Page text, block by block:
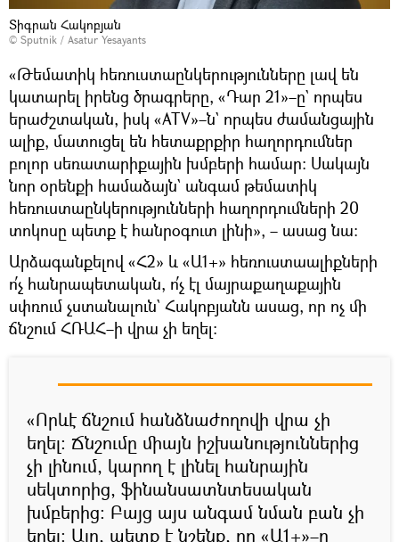
Տիգրան Հակոբյան
© Sputnik / Asatur Yesayants
«Թեմատիկ հեռուստաընկերությունները լավ են
կատարել իրենց ծրագրերը, «Դար 21»–ը` որպես
երաժշտական, իսկ «ATV»–ն` որպես ժամանցային
ալիք, մատուցել են հետաքրքիր հաղորդումներ
բոլոր սեռատարիքային խմբերի համար։ Սակայն
նոր օրենքի համաձայն` անգամ թեմատիկ
հեռուստաընկերությունների հաղորդումների 20
տոկոսը պետք է հանրօգուտ լինի», – ասաց նա։
Արձագանքելով «Հ2» և «Ա1+» հեռուստաալիքների
ո՛չ հանրապետական, ո՛չ էլ մայրաքաղաքային
սփռում չստանալուն` Հակոբյանն ասաց, որ ոչ մի
ճնշում ՀՌԱՀ–ի վրա չի եղել։
«Որևէ ճնշում հանձնաժողովի վրա չի
եղել։ Ճնշումը միայն իշխանություններից
չի լինում, կարող է լինել հանրային
սեկտորից, ֆինանսատնտեսական
խմբերից։ Բայց այս անգամ նման բան չի
եղել։ Այո, պետք է նշենք, որ «Ա1+»–ը